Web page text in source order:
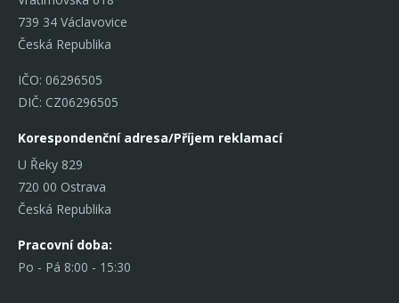
739 34 Václavovice
Česká Republika
IČO: 06296505
DIČ: CZ06296505
Korespondenční adresa/Příjem reklamací
U Řeky 829
720 00 Ostrava
Česká Republika
Pracovní doba:
Po - Pá 8:00 - 15:30